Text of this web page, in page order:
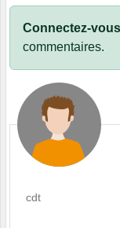
Connectez-vous
commentaires.
cdt